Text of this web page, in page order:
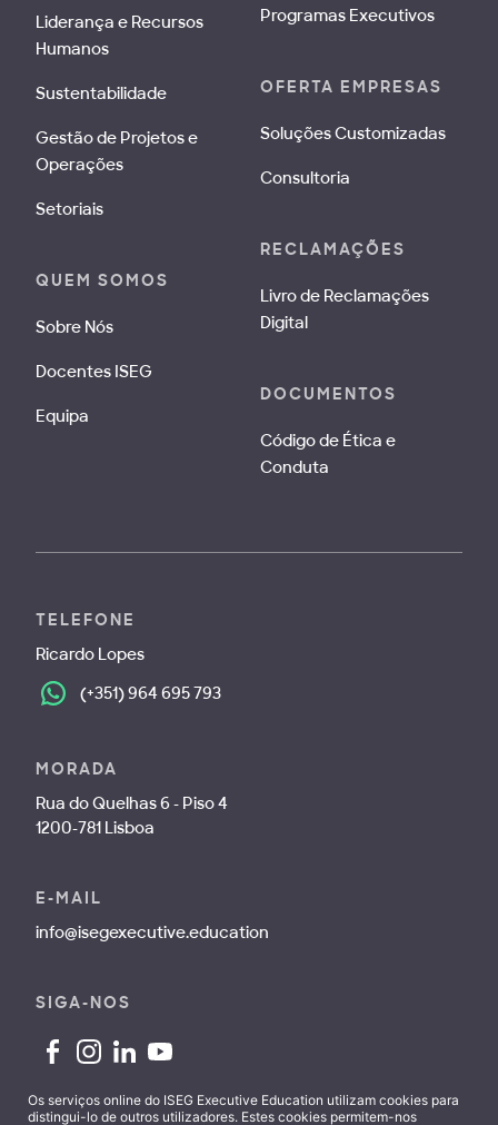
Liderança e Recursos
Humanos
Sustentabilidade
Gestão de Projetos e
Operações
Setoriais
QUEM SOMOS
Sobre Nós
Docentes ISEG
Equipa
Programas Executivos
OFERTA EMPRESAS
Soluções Customizadas
Consultoria
RECLAMAÇÕES
Livro de Reclamações
Digital
DOCUMENTOS
Código de Ética e
Conduta
TELEFONE
Ricardo Lopes
(+351) 964 695 793
MORADA
Rua do Quelhas 6 - Piso 4
1200-781 Lisboa
E-MAIL
info@isegexecutive.education
SIGA-NOS
Os serviços online do ISEG Executive Education utilizam cookies para
distingui-lo de outros utilizadores. Estes cookies permitem-nos